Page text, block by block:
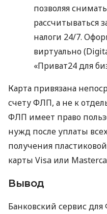
позволяя
рассчитываться
налоги 24/7.
виртуально
«Приват24 для
Карта привязана
счету ФЛП, а не к
ФЛП имеет право
нужд после уплаты
получения
карты Visa или
Вывод
Банковский сервис